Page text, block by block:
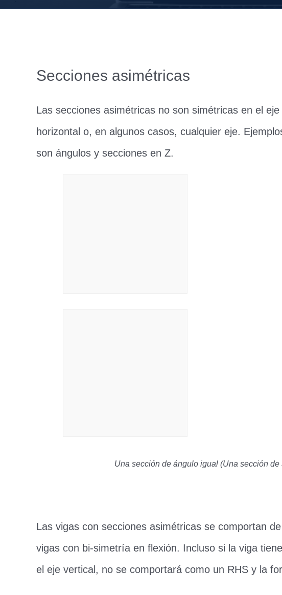
Secciones asimétricas
Las secciones asimétricas no son simétricas en el
horizontal o, en algunos casos, cualquier eje.
son ángulos y secciones en Z.
Una sección de ángulo igual (Una sección
Las vigas con secciones asimétricas se comportan
vigas con bi-simetría en flexión. Incluso si la viga
el eje vertical, no se comportará como un RHS y la